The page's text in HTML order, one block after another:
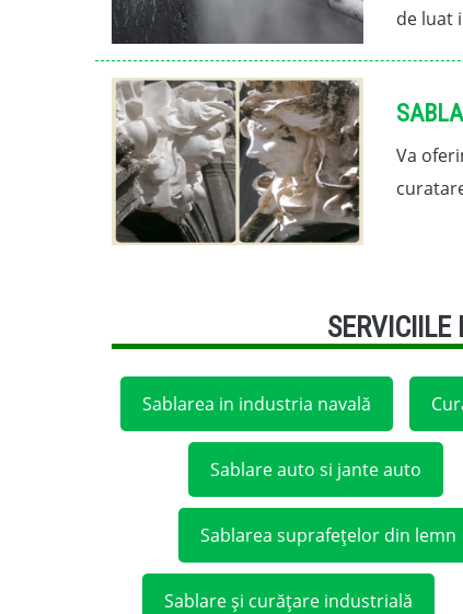
de luat
Va
SERVICIILE
Sablarea in industria navală
Sablare auto si jante auto
Sablarea suprafețelor din lemn
Sablare și curățare industrială